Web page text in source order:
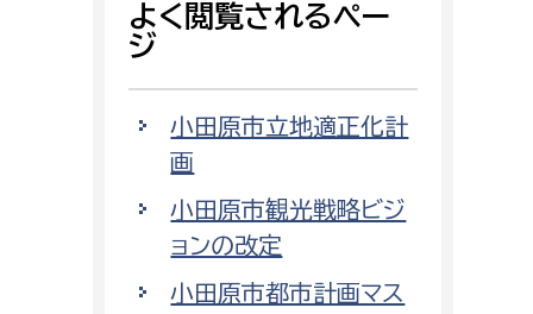
よく閲覧されるペー
ジ
小田原市立地適正化計
画
小田原市観光戦略ビジ
ョンの改定
小田原市都市計画マス